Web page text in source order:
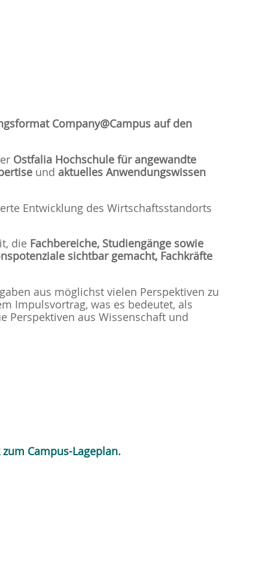
Company@Campus auf den
Ostfalia Hochschule für angewandte
und aktuelles Anwendungswissen
Entwicklung des Wirtschaftsstandorts
die Fachbereiche, Studiengänge sowie
sichtbar gemacht, Fachkräfte
aus möglichst vielen Perspektiven zu
Impulsvortrag, was es bedeutet, als
Perspektiven aus Wissenschaft und
Campus-Lageplan.